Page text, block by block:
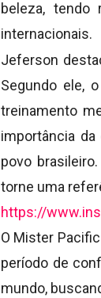
beleza,
internacionais.
Jeferson
Segundo ele,
treinamento
importância
povo
torne uma
https://
O Mister
período de
mundo,